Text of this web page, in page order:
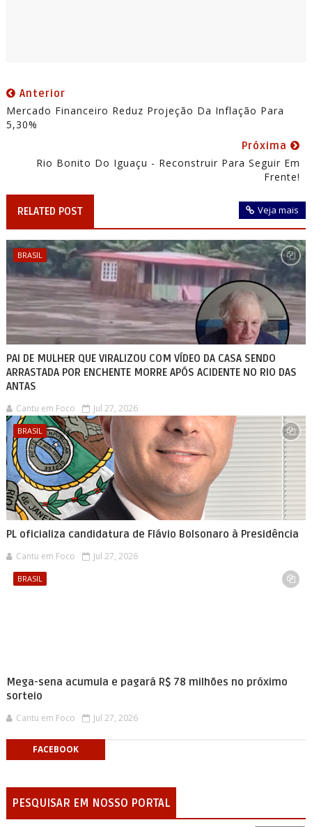
Anterior
Mercado Financeiro Reduz Projeção Da Inflação Para
5,30%
Próxima
Rio Bonito Do Iguaçu - Reconstruir Para Seguir Em
Frente!
RELATED POST Veja mais
BRASIL
PAI DE MULHER QUE VIRALIZOU COM VÍDEO DA CASA SENDO
ARRASTADA POR ENCHENTE MORRE APÓS ACIDENTE NO RIO DAS
ANTAS
Cantu em Foco Jul 27, 2026
BRASIL
PL oficializa candidatura de Flávio Bolsonaro à Presidência
Cantu em Foco Jul 27, 2026
BRASIL
Mega-sena acumula e pagará R$ 78 milhões no próximo
sorteio
Cantu em Foco Jul 27, 2026
FACEBOOK
PESQUISAR EM NOSSO PORTAL